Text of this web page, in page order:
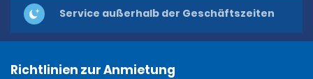
Service außerhalb der Geschäftszeiten
Richtlinien zur Anmietung